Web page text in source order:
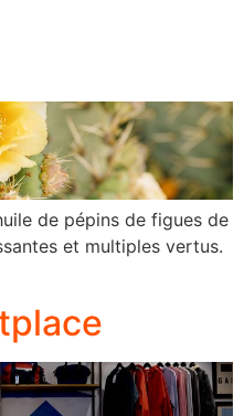
de pépins de figues de
et multiples vertus.